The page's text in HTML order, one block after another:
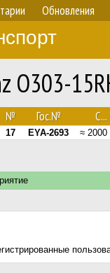
Обновления
O303-
№ Гос.№ С...
17 EYA-2693 ≈ 2000